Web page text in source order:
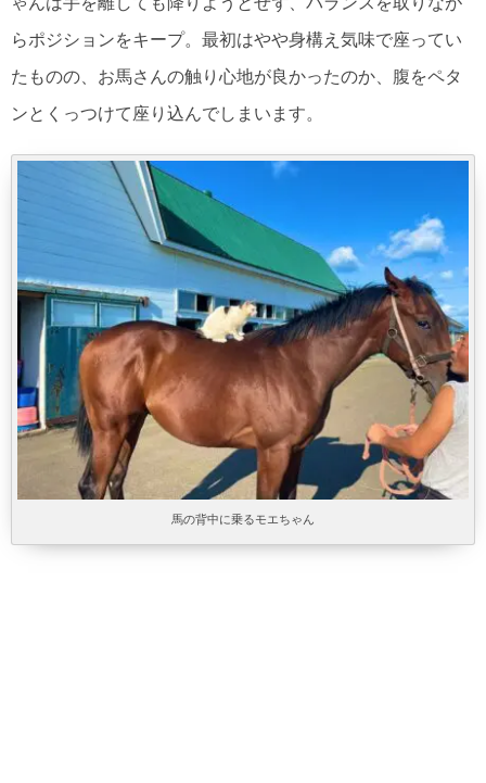
らポジションをキープ。最初はやや身構え気味で座ってい
たものの、お馬さんの触り心地が良かったのか、腹をペタ
ンとくっつけて座り込んでしまいます。
馬の背中に乗るモエちゃん